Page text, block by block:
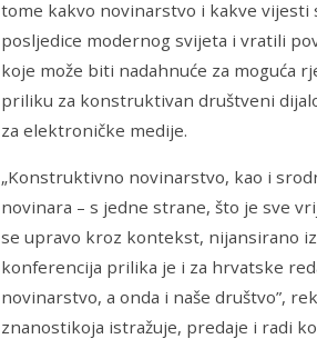
tome kakvo novinarstvo i kakve vijesti
posljedice modernog svijeta i vratili
koje može biti nadahnuće za moguća
priliku za konstruktivan društveni
za elektroničke medije.
„Konstruktivno novinarstvo, kao i
novinara – s jedne strane, što je sve
se upravo kroz kontekst, nijansirano
konferencija prilika je i za hrvatske
novinarstvo, a onda i naše društvo”,
znanostikoja istražuje, predaje i radi